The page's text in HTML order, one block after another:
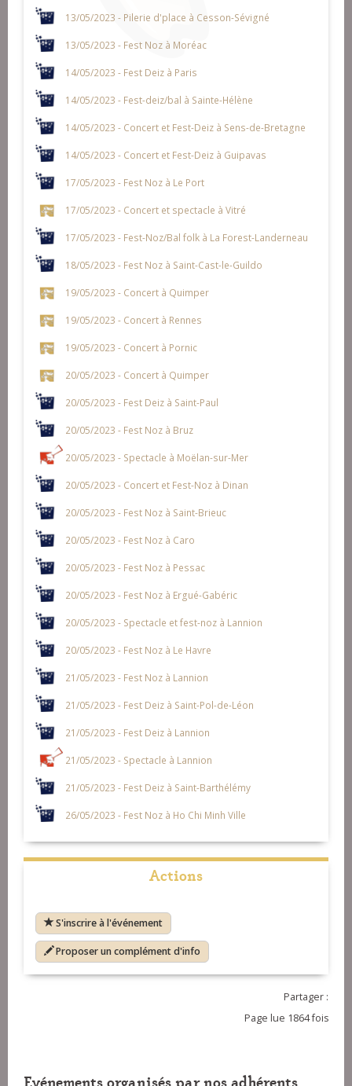
13/05/2023 - Pilerie d'place à Cesson-Sévigné
13/05/2023 - Fest Noz à Moréac
14/05/2023 - Fest Deiz à Paris
14/05/2023 - Fest-deiz/bal à Sainte-Hélène
14/05/2023 - Concert et Fest-Deiz à Sens-de-Bretagne
14/05/2023 - Concert et Fest-Deiz à Guipavas
17/05/2023 - Fest Noz à Le Port
17/05/2023 - Concert et spectacle à Vitré
17/05/2023 - Fest-Noz/Bal folk à La Forest-Landerneau
18/05/2023 - Fest Noz à Saint-Cast-le-Guildo
19/05/2023 - Concert à Quimper
19/05/2023 - Concert à Rennes
19/05/2023 - Concert à Pornic
20/05/2023 - Concert à Quimper
20/05/2023 - Fest Deiz à Saint-Paul
20/05/2023 - Fest Noz à Bruz
20/05/2023 - Spectacle à Moëlan-sur-Mer
20/05/2023 - Concert et Fest-Noz à Dinan
20/05/2023 - Fest Noz à Saint-Brieuc
20/05/2023 - Fest Noz à Caro
20/05/2023 - Fest Noz à Pessac
20/05/2023 - Fest Noz à Ergué-Gabéric
20/05/2023 - Spectacle et fest-noz à Lannion
20/05/2023 - Fest Noz à Le Havre
21/05/2023 - Fest Noz à Lannion
21/05/2023 - Fest Deiz à Saint-Pol-de-Léon
21/05/2023 - Fest Deiz à Lannion
21/05/2023 - Spectacle à Lannion
21/05/2023 - Fest Deiz à Saint-Barthélémy
26/05/2023 - Fest Noz à Ho Chi Minh Ville
Actions
S'inscrire à l'événement
Proposer un complément d'info
Partager :
Page lue 1864 fois
Evénements organisés par nos adhérents